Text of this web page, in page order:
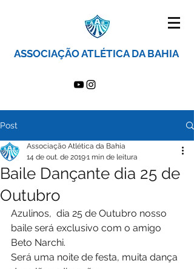
ASSOCIAÇÃO ATLÉTICA DA BAHIA
Post
Baile Dançante dia 25 de
Outubro
Associação Atlética da Bahia
14 de out. de 20191 min de leitura
Azulinos,  dia 25 de Outubro nosso
baile será exclusivo com o amigo
Beto Narchi.
Será uma noite de festa, muita dança